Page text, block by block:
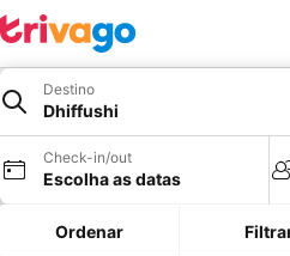
Destino
Dhiffushi
Check-in/out
Escolha as datas
Ordenar